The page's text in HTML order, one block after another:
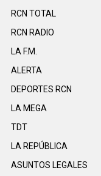
RCN TOTAL
RCN RADIO
LA F.M.
ALERTA
DEPORTES RCN
LA MEGA
TDT
LA REPÚBLICA
ASUNTOS LEGALES